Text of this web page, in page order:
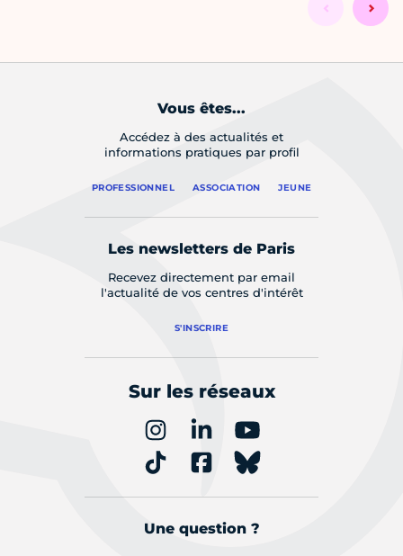
Vous êtes...
Accédez à des actualités et
informations pratiques par profil
PROFESSIONNEL ASSOCIATION JEUNE
Les newsletters de Paris
Recevez directement par email
l'actualité de vos centres d'intérêt
S'INSCRIRE
Sur les réseaux
Une question ?